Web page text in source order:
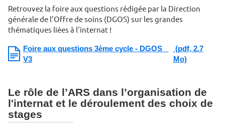
Retrouvez la foire aux questions rédigée par la Direction
générale de l'Offre de soins (DGOS) sur les grandes
thématiques liées à l'internat !
Foire aux questions 3ème cycle - DGOS _
V3
(pdf, 2.7
Mo)
Le rôle de l’ARS dans l’organisation de
l'internat et le déroulement des choix de
stages